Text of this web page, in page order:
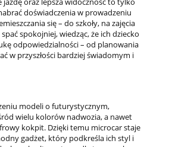
doświadczenia w prowadzeniu
się – do szkoły, na zajęcia
spokojniej, wiedząc, że ich dziecko
odpowiedzialności – od planowania
w przyszłości bardziej świadomym i
modeli o futurystycznym,
wielu kolorów nadwozia, a nawet
kokpit. Dzięki temu microcar staje
gadżet, który podkreśla ich styl i